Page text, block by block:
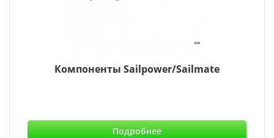
Компоненты Sailpower/Sailmate
Подробнее